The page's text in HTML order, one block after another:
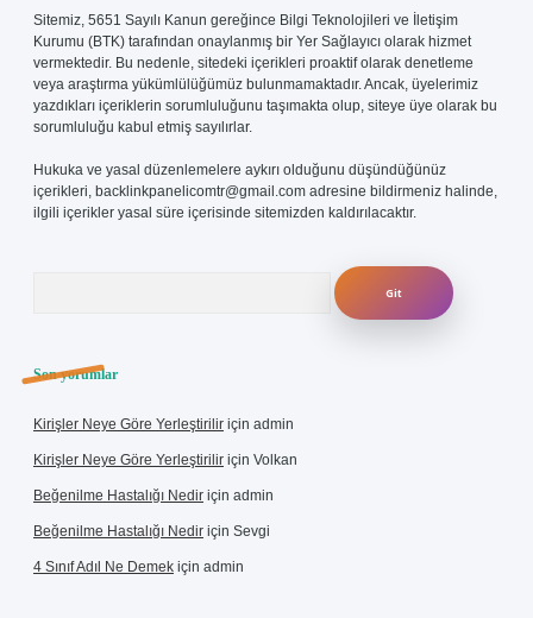
Sitemiz, 5651 Sayılı Kanun gereğince Bilgi Teknolojileri ve İletişim
Kurumu (BTK) tarafından onaylanmış bir Yer Sağlayıcı olarak hizmet
vermektedir. Bu nedenle, sitedeki içerikleri proaktif olarak denetleme
veya araştırma yükümlülüğümüz bulunmamaktadır. Ancak, üyelerimiz
yazdıkları içeriklerin sorumluluğunu taşımakta olup, siteye üye olarak bu
sorumluluğu kabul etmiş sayılırlar.
Hukuka ve yasal düzenlemelere aykırı olduğunu düşündüğünüz
içerikleri, backlinkpanelicomtr@gmail.com adresine bildirmeniz halinde,
ilgili içerikler yasal süre içerisinde sitemizden kaldırılacaktır.
Son yorumlar
Kirişler Neye Göre Yerleştirilir için admin
Kirişler Neye Göre Yerleştirilir için Volkan
Beğenilme Hastalığı Nedir için admin
Beğenilme Hastalığı Nedir için Sevgi
4 Sınıf Adıl Ne Demek için admin